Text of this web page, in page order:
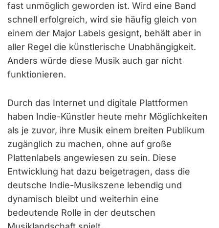
fast unmöglich geworden ist. Wird eine Band
schnell erfolgreich, wird sie häufig gleich von
einem der Major Labels gesignt, behält aber in
aller Regel die künstlerische Unabhängigkeit.
Anders würde diese Musik auch gar nicht
funktionieren.
Durch das Internet und digitale Plattformen
haben Indie-Künstler heute mehr Möglichkeiten
als je zuvor, ihre Musik einem breiten Publikum
zugänglich zu machen, ohne auf große
Plattenlabels angewiesen zu sein. Diese
Entwicklung hat dazu beigetragen, dass die
deutsche Indie-Musikszene lebendig und
dynamisch bleibt und weiterhin eine
bedeutende Rolle in der deutschen